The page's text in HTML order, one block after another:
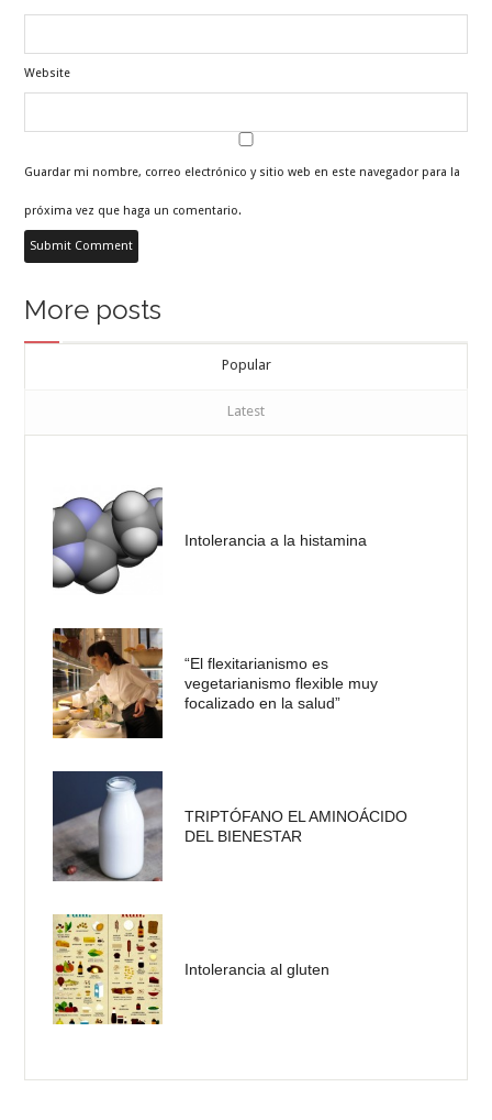
Website
Guardar mi nombre, correo electrónico y sitio web en este navegador para la
próxima vez que haga un comentario.
More posts
Popular
Latest
Intolerancia a la histamina
“El flexitarianismo es
vegetarianismo flexible muy
focalizado en la salud”
TRIPTÓFANO EL AMINOÁCIDO
DEL BIENESTAR
Intolerancia al gluten